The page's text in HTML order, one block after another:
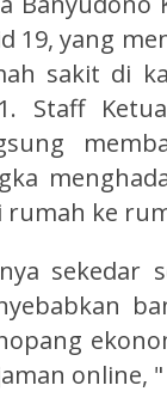
19, yang
sakit di
Staff
rumah ke
sekedar
online,